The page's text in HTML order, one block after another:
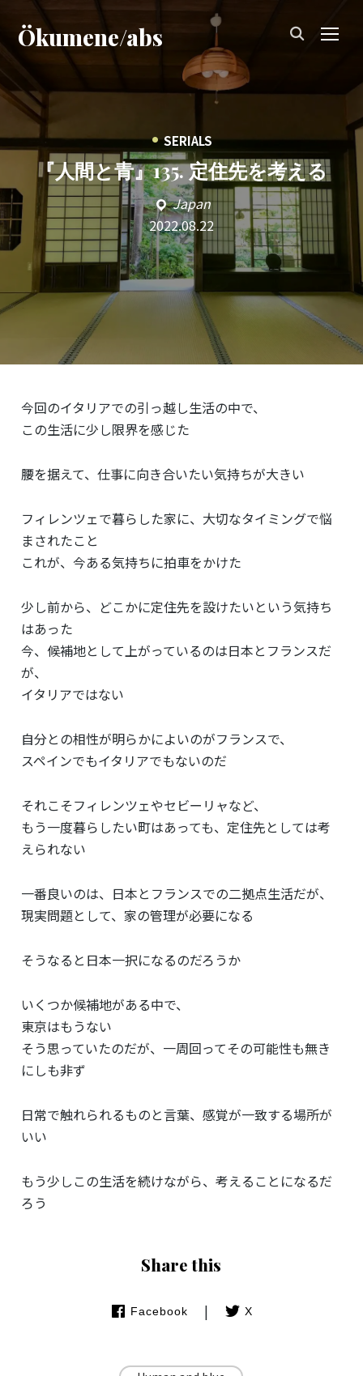
Ökumene/abs
• SERIALS
『人間と青』135. 定住先を考える
Japan
2022.08.22
今回のイタリアでの引っ越し生活の中で、
この生活に少し限界を感じた
腰を据えて、仕事に向き合いたい気持ちが大きい
フィレンツェで暮らした家に、大切なタイミングで悩
まされたこと
これが、今ある気持ちに拍車をかけた
少し前から、どこかに定住先を設けたいという気持ち
はあった
今、候補地として上がっているのは日本とフランスだ
が、
イタリアではない
自分との相性が明らかによいのがフランスで、
スペインでもイタリアでもないのだ
それこそフィレンツェやセビーリャなど、
もう一度暮らしたい町はあっても、定住先としては考
えられない
一番良いのは、日本とフランスでの二拠点生活だが、
現実問題として、家の管理が必要になる
そうなると日本一択になるのだろうか
いくつか候補地がある中で、
東京はもうない
そう思っていたのだが、一周回ってその可能性も無き
にしも非ず
日常で触れられるものと言葉、感覚が一致する場所が
いい
もう少しこの生活を続けながら、考えることになるだ
ろう
Share this
Facebook | X